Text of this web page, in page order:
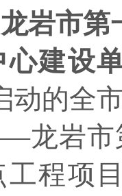
龙岩市第
心建设
动的全
龙岩市
程项